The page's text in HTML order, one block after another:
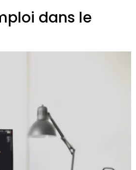
dans le